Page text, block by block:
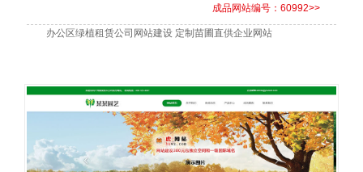
成品网站编号：60992>>
办公区绿植租赁公司网站建设 定制苗圃直供企业网站